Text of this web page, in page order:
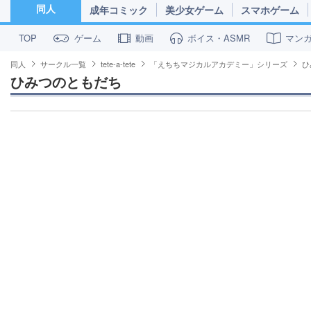
同人 成年コミック 美少女ゲーム スマホゲーム
TOP ゲーム 動画 ボイス・ASMR マン
同人 サークル一覧 tete-a-tete 「えちちマジカルアカデミー」シリーズ
ひみつのともだち